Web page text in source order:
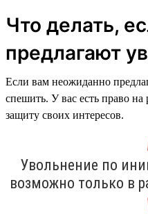
Что делать,
предлагают
Если вам неожиданно
спешить. У вас есть право
защиту своих интересов.
Увольнение по
возможно только в